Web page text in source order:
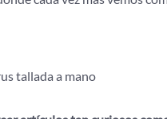
tallada a mano